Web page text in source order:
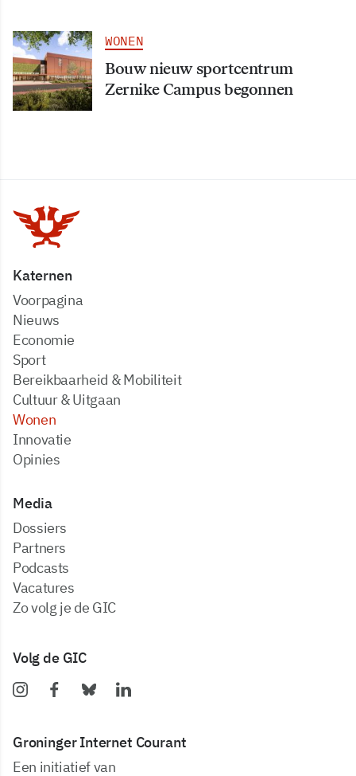
WONEN
Bouw nieuw sportcentrum
Zernike Campus begonnen
Katernen
Voorpagina
Nieuws
Economie
Sport
Bereikbaarheid & Mobiliteit
Cultuur & Uitgaan
Wonen
Innovatie
Opinies
Media
dossiers
partners
podcasts
vacatures
zo volg je de GIC
Volg de GIC
Groninger Internet Courant
Een initiatief van